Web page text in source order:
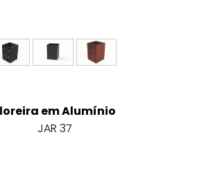
em Alumínio
JAR 37